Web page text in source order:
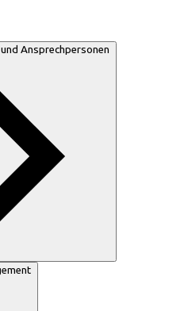
Ansprechpersonen